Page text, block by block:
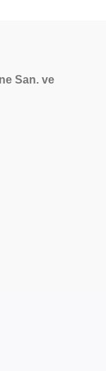
San. ve